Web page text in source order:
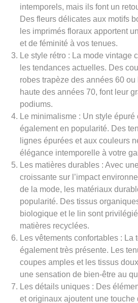
intemporels, mais ils font un
Des fleurs délicates aux motifs
les imprimés floraux apportent
et de féminité à vos tenues.
Le style rétro : La mode vintage
les tendances actuelles. Des
robes trapèze des années 60
haute des années 70, font leur
podiums.
Le minimalisme : Un style
également en popularité. Des
lignes épurées et aux couleurs
élégance intemporelle à votre
Les matières durables : Avec
croissante sur l’impact
de la mode, les matériaux
popularité. Des tissus
biologique et le lin sont
matières recyclées.
Les vêtements confortables : La
également très présente. Les
coupes amples et les tissus
une sensation de bien-être au
Les détails uniques : Des
et originaux ajoutent une touche